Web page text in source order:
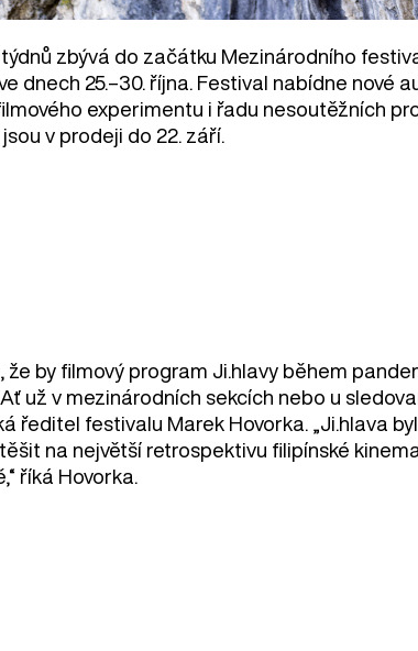
zbývá do začátku Mezinárodního
dnech 25.–30. října. Festival nabídne nové
experimentu i řadu nesoutěžních
v prodeji do 22. září.
že by filmový program Ji.hlavy během
už v mezinárodních sekcích nebo u
ředitel festivalu Marek Hovorka. „Ji.hlava
na největší retrospektivu filipínské
říká Hovorka.